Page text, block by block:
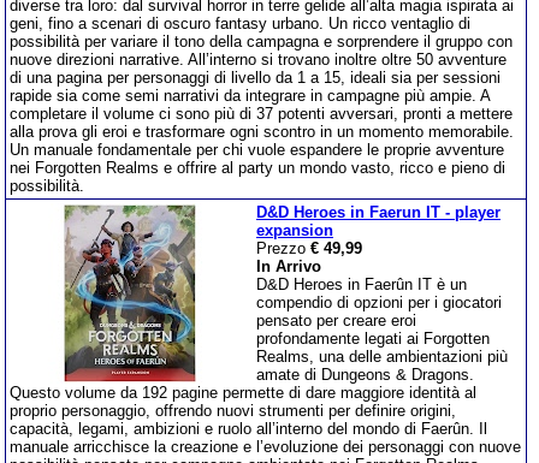
diverse tra loro: dal survival horror in terre gelide all’alta magia ispirata ai
geni, fino a scenari di oscuro fantasy urbano. Un ricco ventaglio di
possibilità per variare il tono della campagna e sorprendere il gruppo con
nuove direzioni narrative. All’interno si trovano inoltre oltre 50 avventure
di una pagina per personaggi di livello da 1 a 15, ideali sia per sessioni
rapide sia come semi narrativi da integrare in campagne più ampie. A
completare il volume ci sono più di 37 potenti avversari, pronti a mettere
alla prova gli eroi e trasformare ogni scontro in un momento memorabile.
Un manuale fondamentale per chi vuole espandere le proprie avventure
nei Forgotten Realms e offrire al party un mondo vasto, ricco e pieno di
possibilità.
D&D Heroes in Faerun IT - player
expansion
Prezzo € 49,99
In Arrivo
D&D Heroes in Faerûn IT è un
compendio di opzioni per i giocatori
pensato per creare eroi
profondamente legati ai Forgotten
Realms, una delle ambientazioni più
amate di Dungeons & Dragons.
Questo volume da 192 pagine permette di dare maggiore identità al
proprio personaggio, offrendo nuovi strumenti per definire origini,
capacità, legami, ambizioni e ruolo all’interno del mondo di Faerûn. Il
manuale arricchisce la creazione e l’evoluzione dei personaggi con nuove